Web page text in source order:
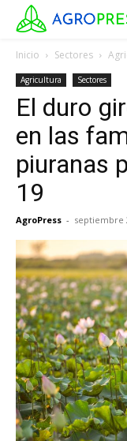
Inicio Sectores
Agricultura Sectores
El duro
en las
piuranas
19
AgroPress - septiembre